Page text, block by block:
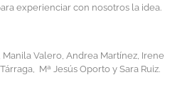
experienciar con nosotros la idea.
Valero, Andrea Martínez, Irene
Mª Jesús Oporto y Sara Ruiz.